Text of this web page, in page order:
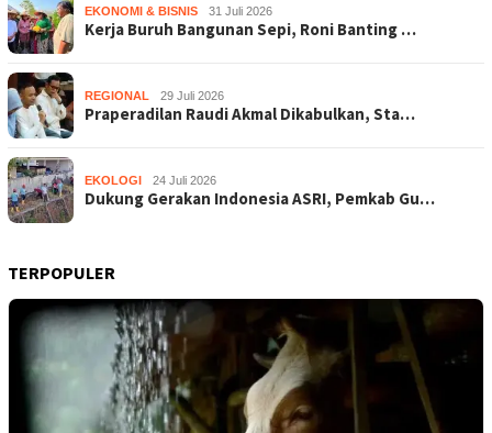
EKONOMI & BISNIS 31 Juli 2026
Kerja Buruh Bangunan Sepi, Roni Banting …
REGIONAL 29 Juli 2026
Praperadilan Raudi Akmal Dikabulkan, Sta…
EKOLOGI 24 Juli 2026
Dukung Gerakan Indonesia ASRI, Pemkab Gu…
TERPOPULER